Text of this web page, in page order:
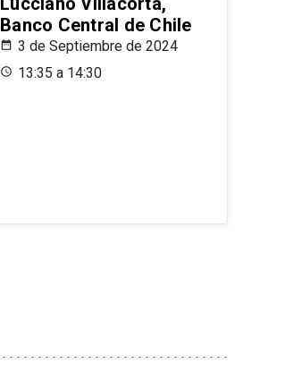
Banco Central de Chile
3 de Septiembre de 2024
13:35 a 14:30